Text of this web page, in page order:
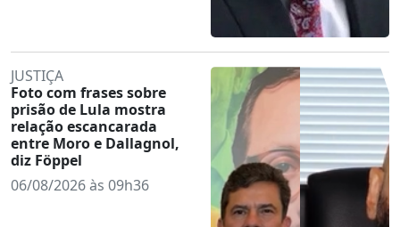
JUSTIÇA
Foto com frases sobre
prisão de Lula mostra
relação escancarada
entre Moro e Dallagnol,
diz Föppel
06/08/2026 às 09h36